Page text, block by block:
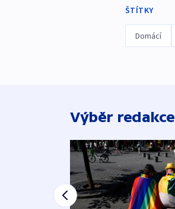
ŠTÍTKY
Domácí
Výběr redakce